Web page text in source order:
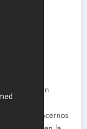
son para
montaje y
a fin
versión
querer hacernos